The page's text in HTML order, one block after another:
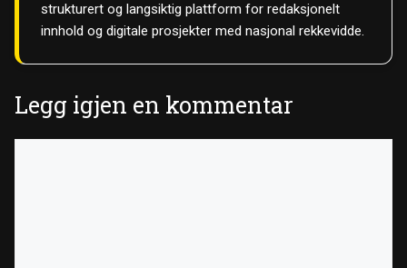
strukturert og langsiktig plattform for redaksjonelt
innhold og digitale prosjekter med nasjonal rekkevidde.
Legg igjen en kommentar